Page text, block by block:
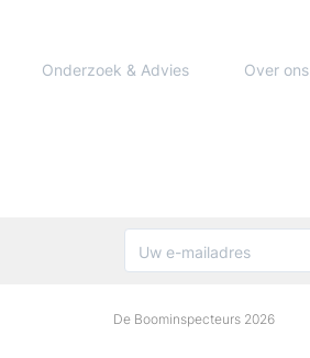
Onderzoek & Advies Over ons
De Boominspecteurs 2026